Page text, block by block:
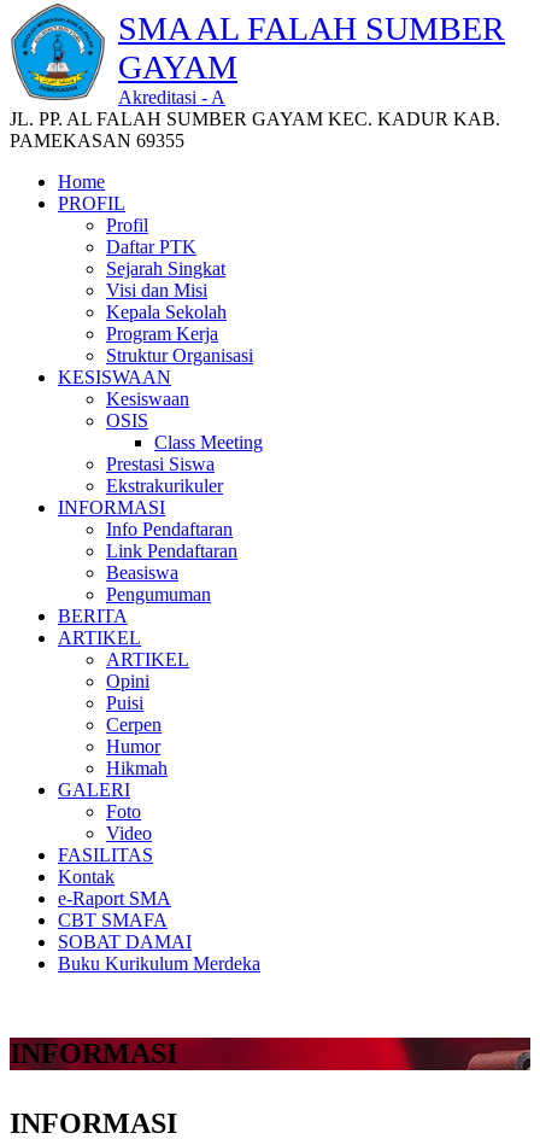
SMA AL FALAH SUMBER
GAYAM
Akreditasi - A
JL. PP. AL FALAH SUMBER GAYAM KEC. KADUR KAB.
PAMEKASAN 69355
Home
PROFIL
Profil
Daftar PTK
Sejarah Singkat
Visi dan Misi
Kepala Sekolah
Program Kerja
Struktur Organisasi
KESISWAAN
Kesiswaan
OSIS
Class Meeting
Prestasi Siswa
Ekstrakurikuler
INFORMASI
Info Pendaftaran
Link Pendaftaran
Beasiswa
Pengumuman
BERITA
ARTIKEL
ARTIKEL
Opini
Puisi
Cerpen
Humor
Hikmah
GALERI
Foto
Video
FASILITAS
Kontak
e-Raport SMA
CBT SMAFA
SOBAT DAMAI
Buku Kurikulum Merdeka
INFORMASI
INFORMASI